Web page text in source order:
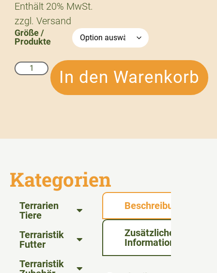
Enthält 20% MwSt.
zzgl. Versand
Größe /
Produkte
In den Warenkorb
Kategorien
Terrarien
Tiere
Terraristik
Futter
Terraristik
Beschreibung
Zusätzliche
Informationen